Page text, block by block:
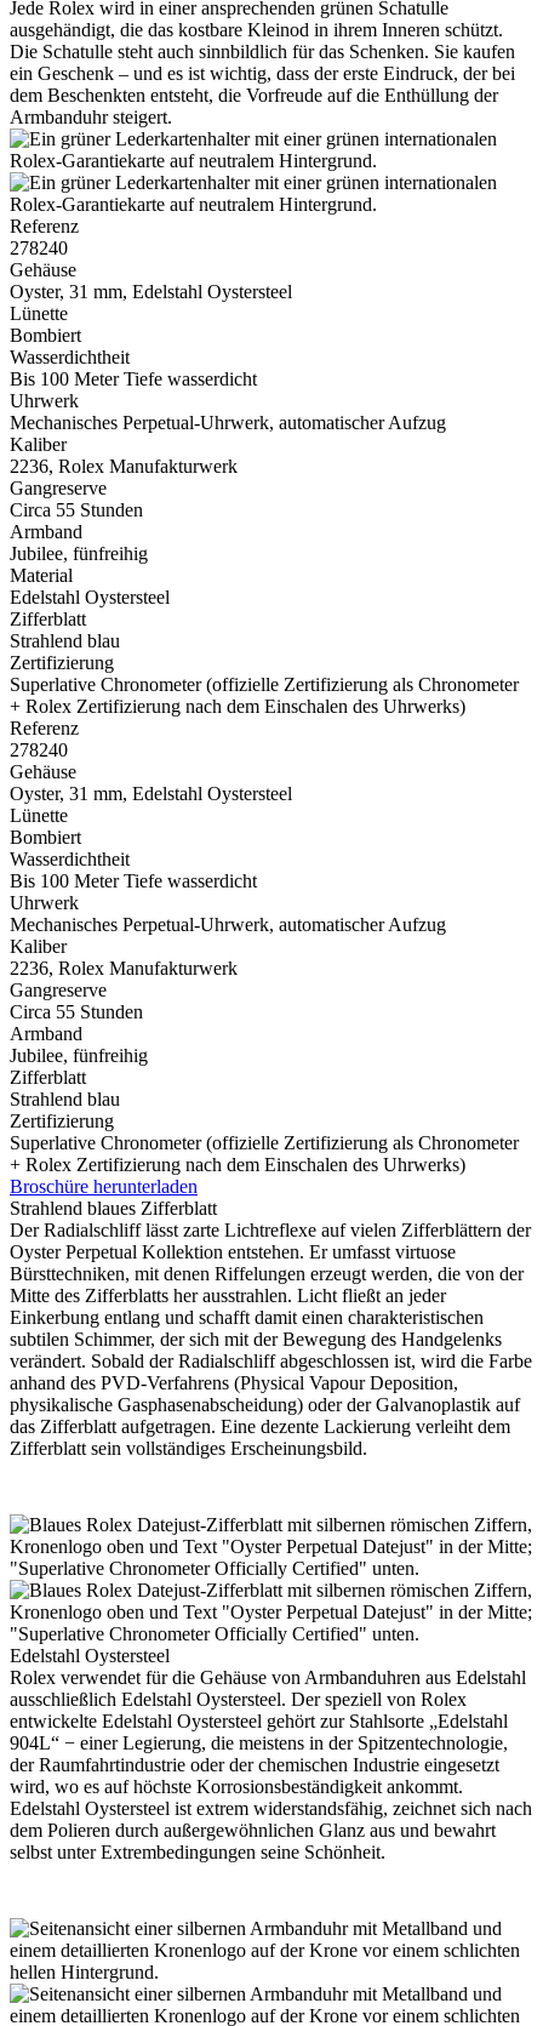
Jede Rolex wird in einer ansprechenden grünen Schatulle
ausgehändigt, die das kostbare Kleinod in ihrem Inneren schützt.
Die Schatulle steht auch sinnbildlich für das Schenken. Sie kaufen
ein Geschenk – und es ist wichtig, dass der erste Eindruck, der bei
dem Beschenkten entsteht, die Vorfreude auf die Enthüllung der
Armbanduhr steigert.
Referenz
278240
Gehäuse
Oyster, 31 mm, Edelstahl Oystersteel
Lünette
Bombiert
Wasserdichtheit
Bis 100 Meter Tiefe wasserdicht
Uhrwerk
Mechanisches Perpetual-Uhrwerk, automatischer Aufzug
Kaliber
2236, Rolex Manufakturwerk
Gangreserve
Circa 55 Stunden
Armband
Jubilee, fünfreihig
Material
Edelstahl Oystersteel
Zifferblatt
Strahlend blau
Zertifizierung
Superlative Chronometer (offizielle Zertifizierung als Chronometer
+ Rolex Zertifizierung nach dem Einschalen des Uhrwerks)
Referenz
278240
Gehäuse
Oyster, 31 mm, Edelstahl Oystersteel
Lünette
Bombiert
Wasserdichtheit
Bis 100 Meter Tiefe wasserdicht
Uhrwerk
Mechanisches Perpetual-Uhrwerk, automatischer Aufzug
Kaliber
2236, Rolex Manufakturwerk
Gangreserve
Circa 55 Stunden
Armband
Jubilee, fünfreihig
Zifferblatt
Strahlend blau
Zertifizierung
Superlative Chronometer (offizielle Zertifizierung als Chronometer
+ Rolex Zertifizierung nach dem Einschalen des Uhrwerks)
Broschüre herunterladen
Strahlend blaues Zifferblatt
Der Radialschliff lässt zarte Lichtreflexe auf vielen Zifferblättern der
Oyster Perpetual Kollektion entstehen. Er umfasst virtuose
Bürsttechniken, mit denen Riffelungen erzeugt werden, die von der
Mitte des Zifferblatts her ausstrahlen. Licht fließt an jeder
Einkerbung entlang und schafft damit einen charakteristischen
subtilen Schimmer, der sich mit der Bewegung des Handgelenks
verändert. Sobald der Radialschliff abgeschlossen ist, wird die Farbe
anhand des PVD-Verfahrens (Physical Vapour Deposition,
physikalische Gasphasen­abscheidung) oder der Galvanoplastik auf
das Zifferblatt aufgetragen. Eine dezente Lackierung verleiht dem
Zifferblatt sein vollständiges Erscheinungsbild.
Edelstahl Oystersteel
Rolex verwendet für die Gehäuse von Armbanduhren aus Edelstahl
ausschließlich Edelstahl Oystersteel. Der speziell von Rolex
entwickelte Edelstahl Oystersteel gehört zur Stahlsorte „Edelstahl
904L“ − einer Legierung, die meistens in der Spitzen­technologie,
der Raumfahrt­industrie oder der chemischen Industrie eingesetzt
wird, wo es auf höchste Korrosions­beständigkeit ankommt.
Edelstahl Oystersteel ist extrem widerstandsfähig, zeichnet sich nach
dem Polieren durch außergewöhnlichen Glanz aus und bewahrt
selbst unter Extrem­bedingungen seine Schönheit.